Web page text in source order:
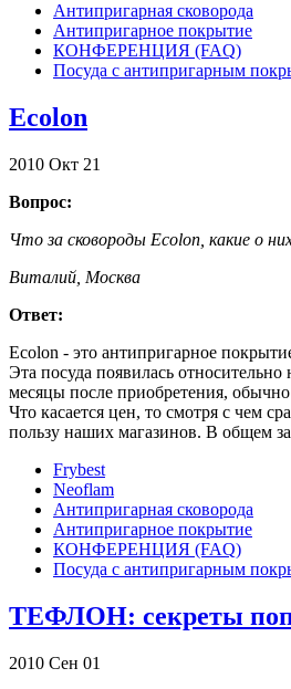
Антипригарная сковорода
Антипригарное покрытие
КОНФЕРЕНЦИЯ (FAQ)
Посуда с антипригарным
Ecolon
2010 Окт 21
Вопрос:
Что за сковороды Ecolon, какие о
Виталий, Москва
Ответ:
Ecolon - это антипригарное
Эта посуда появилась
месяцы после приобретения,
Что касается цен, то смотря с чем
пользу наших магазинов. В общем
Frybest
Neoflam
Антипригарная сковорода
Антипригарное покрытие
КОНФЕРЕНЦИЯ (FAQ)
Посуда с антипригарным
ТЕФЛОН: секреты
2010 Сен 01